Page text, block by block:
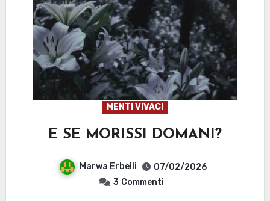
MENTI VIVACI
E SE MORISSI DOMANI?
Marwa Erbelli
07/02/2026
3 Commenti